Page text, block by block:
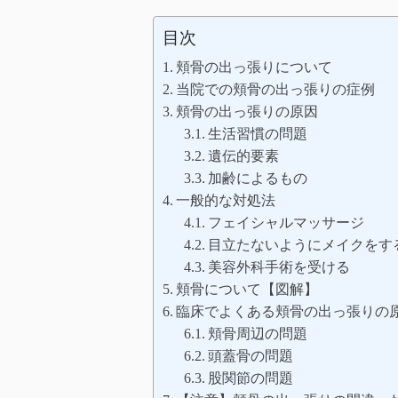
目次
頬骨の出っ張りについて
当院での頬骨の出っ張りの症例
頬骨の出っ張りの原因
生活習慣の問題
遺伝的要素
加齢によるもの
一般的な対処法
フェイシャルマッサージ
目立たないようにメイクをす
美容外科手術を受ける
頬骨について【図解】
臨床でよくある頬骨の出っ張りの
頬骨周辺の問題
頭蓋骨の問題
股関節の問題